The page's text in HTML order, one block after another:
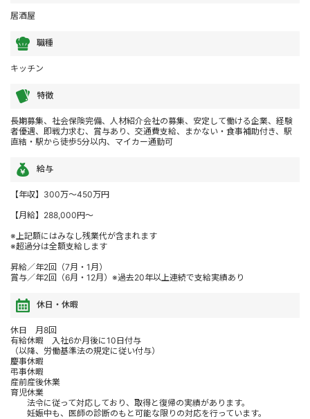
居酒屋
職種
キッチン
特徴
長期募集、社会保険完備、人材紹介会社の募集、安定して働ける企業、経験
者優遇、即戦力求む、賞与あり、交通費支給、まかない・食事補助付き、駅
直結・駅から徒歩5分以内、マイカー通勤可
給与
【年収】300万～450万円
【月給】288,000円～
※上記額にはみなし残業代が含まれます
※超過分は全額支給します
昇給／年2回（7月・1月）
賞与／年2回（6月・12月）※過去20年以上連続で支給実績あり
休日・休暇
休日 月8回
有給休暇 入社6か月後に10日付与
（以降、労働基準法の規定に従い付与）
慶事休暇
弔事休暇
産前産後休業
育児休業
法令に従って対応しており、取得と復帰の実績があります。
妊娠中も、医師の診断のもと可能な限りの対応を行っています。